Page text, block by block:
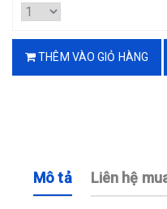
THÊM VÀO GIỎ HÀNG
Mô tả Liên hệ